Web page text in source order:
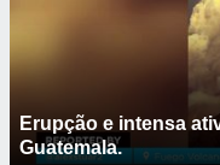
Erupção e intensa
Guatemala.